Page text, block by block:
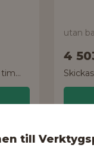
till
Skickas inom 24 timmar!
4